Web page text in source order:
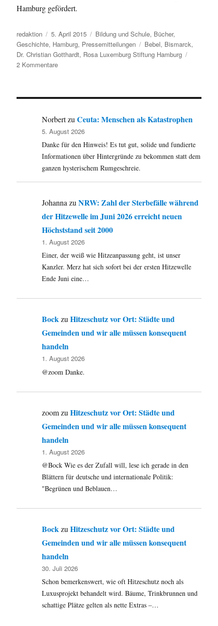
Hamburg gefördert.
Autor
redaktion
Veröffentlicht
am
5. April 2015 Kategorien
Bildung und Schule, Bücher,
Geschichte, Hamburg, Pressemitteilungen Schlagwörter
Bebel, Bismarck,
Dr. Christian Gotthardt, Rosa Luxemburg Stiftung Hamburg
2 Kommentarezu
Bebel
Bismarcks
zu
Repression
und
Modernisierung“.
im
CVJM
Haus,
Hamburg
NorbertzuCeuta: Menschen als Katastrophen
5. August 2026
Danke für den Hinweis! Es tut gut, solide und fundierte
Informationen über Hintergründe zu bekommen statt dem
ganzen hysterischem Rumgeschreie.
JohannazuNRW: Zahl der Sterbefälle während
der Hitzewelle im Juni 2026 erreicht neuen
Höchststand seit 2000
1. August 2026
Einer, der weiß wie Hitzeanpassung geht, ist unser
Kanzler. Merz hat sich sofort bei der ersten Hitzewelle
Ende Juni eine…
BockzuHitzeschutz vor Ort: Städte und
Gemeinden und wir alle müssen konsequent
handeln
1. August 2026
@zoom Danke.
zoomzuHitzeschutz vor Ort: Städte und
Gemeinden und wir alle müssen konsequent
handeln
1. August 2026
@Bock Wie es der Zufall will, lese ich gerade in den
Blättern für deutsche und internationale Politik:
"Begrünen und Beblauen…
Bock zuHitzeschutz vor Ort: Städte und
Gemeinden und wir alle müssen konsequent
handeln
30. Juli 2026
Schon bemerkenswert, wie oft Hitzeschutz noch als
Luxusprojekt behandelt wird. Bäume, Trinkbrunnen und
schattige Plätze gelten als nette Extras –…